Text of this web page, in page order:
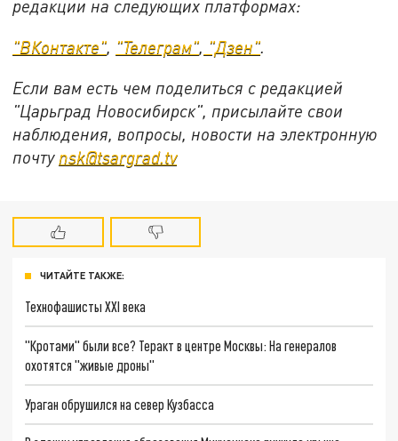
редакции на следующих платформах:
"ВКонтакте", "Телеграм", "Дзен".
Если вам есть чем поделиться с редакцией
"Царьград Новосибирск", присылайте свои
наблюдения, вопросы, новости на электронную
почту nsk@tsargrad.tv
ЧИТАЙТЕ ТАКЖЕ:
Технофашисты XXI века
"Кротами" были все? Теракт в центре Москвы: На генералов
охотятся "живые дроны"
Ураган обрушился на север Кузбасса